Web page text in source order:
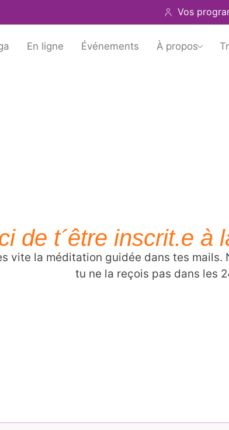
Vos
En ligne Événements À propos
de t´être inscrit.e à
vite la méditation guidée dans tes mails.
tu ne la reçois pas dans les